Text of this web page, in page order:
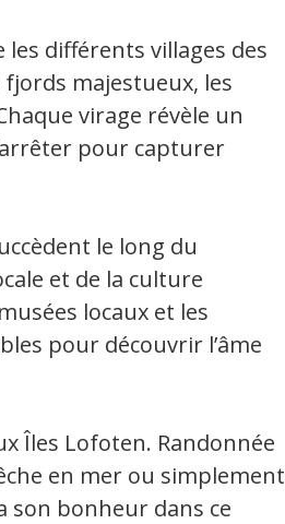
différents villages des
majestueux, les
virage révèle un
pour capturer
le long du
et de la culture
locaux et les
pour découvrir l’âme
Îles Lofoten. Randonnée
en mer ou simplement
son bonheur dans ce